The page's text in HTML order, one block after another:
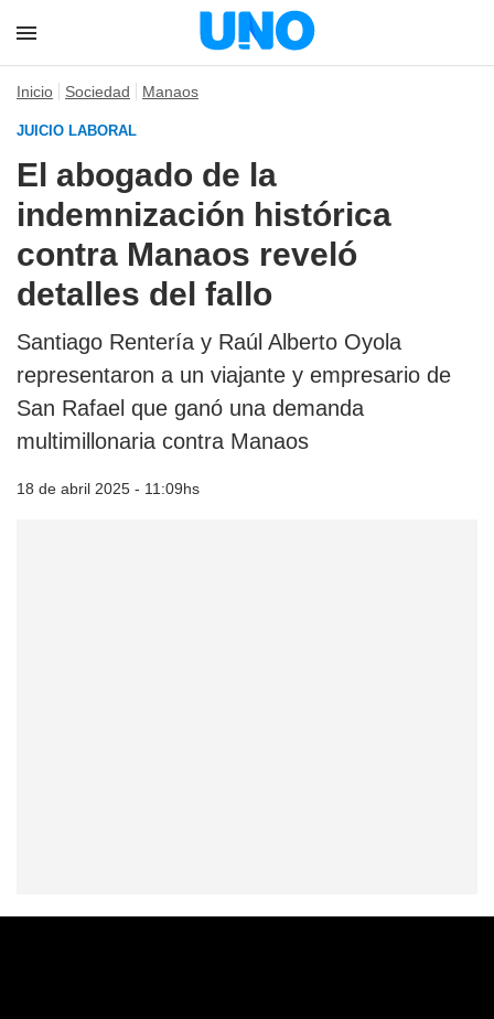
Inicio Sociedad Manaos
JUICIO LABORAL
El abogado de la
indemnización histórica
contra Manaos reveló
detalles del fallo
Santiago Rentería y Raúl Alberto Oyola
representaron a un viajante y empresario de
San Rafael que ganó una demanda
multimillonaria contra Manaos
18 de abril 2025 - 11:09hs